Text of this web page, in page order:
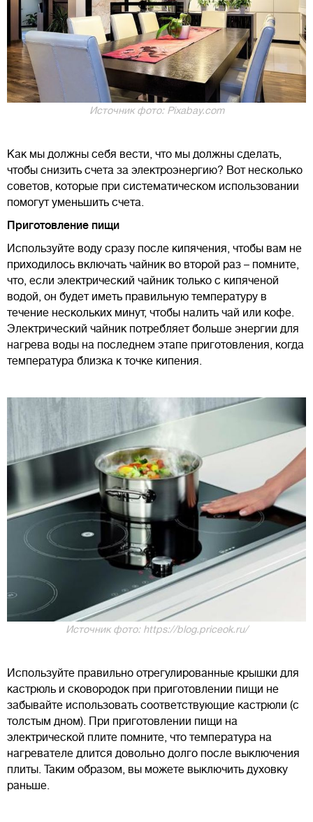
Источник фото: Pixabay.com
Как мы должны себя вести, что мы должны сделать,
чтобы снизить счета за электроэнергию? Вот несколько
советов, которые при систематическом использовании
помогут уменьшить счета.
Приготовление пищи
Используйте воду сразу после кипячения, чтобы вам не
приходилось включать чайник во второй раз – помните,
что, если электрический чайник только с кипяченой
водой, он будет иметь правильную температуру в
течение нескольких минут, чтобы налить чай или кофе.
Электрический чайник потребляет больше энергии для
нагрева воды на последнем этапе приготовления, когда
температура близка к точке кипения.
Источник фото: https://blog.priceok.ru/
Используйте правильно отрегулированные крышки для
кастрюль и сковородок при приготовлении пищи не
забывайте использовать соответствующие кастрюли (с
толстым дном). При приготовлении пищи на
электрической плите помните, что температура на
нагревателе длится довольно долго после выключения
плиты. Таким образом, вы можете выключить духовку
раньше.